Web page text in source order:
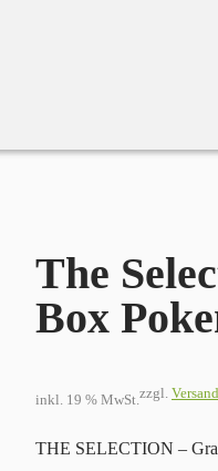
The
Box
inkl. 19 % MwSt.zzgl.
THE SELECTION –